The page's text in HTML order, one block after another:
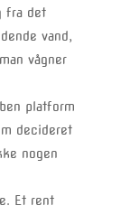
fra det
vand,
vågner
platform
decideret
nogen
Et rent